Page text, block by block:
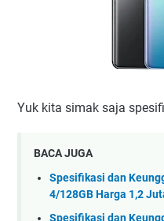
Yuk kita simak saja
BACA JUGA
Spesifikasi dan
4/128GB Harga 1,2